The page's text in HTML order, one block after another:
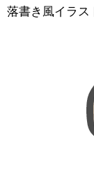
落書き風イラス